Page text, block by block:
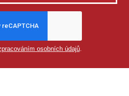
osobních údajů.